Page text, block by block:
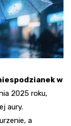
w
2025 roku,
aury.
a